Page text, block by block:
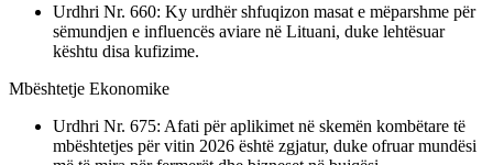
Urdhri Nr. 660: Ky urdhër shfuqizon masat e mëparshme për
sëmundjen e influencës aviare në Lituani, duke lehtësuar
kështu disa kufizime.
Mbështetje Ekonomike
Urdhri Nr. 675: Afati për aplikimet në skemën kombëtare të
mbështetjes për vitin 2026 është zgjatur, duke ofruar mundësi